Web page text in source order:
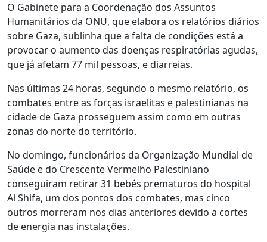
O Gabinete para a Coordenação dos Assuntos
Humanitários da ONU, que elabora os relatórios diários
sobre Gaza, sublinha que a falta de condições está a
provocar o aumento das doenças respiratórias agudas,
que já afetam 77 mil pessoas, e diarreias.
Nas últimas 24 horas, segundo o mesmo relatório, os
combates entre as forças israelitas e palestinianas na
cidade de Gaza prosseguem assim como em outras
zonas do norte do território.
No domingo, funcionários da Organização Mundial de
Saúde e do Crescente Vermelho Palestiniano
conseguiram retirar 31 bebés prematuros do hospital
Al Shifa, um dos pontos dos combates, mas cinco
outros morreram nos dias anteriores devido a cortes
de energia nas instalações.